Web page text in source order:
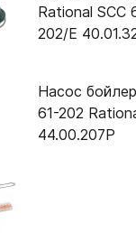
Rational SCC
202/Е
Насос
61-202
44.00.207P